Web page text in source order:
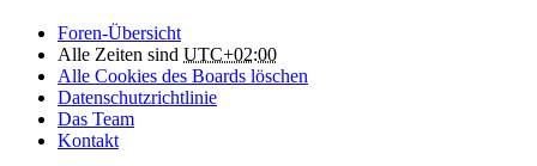
Foren-Übersicht
Alle Zeiten sind UTC+02:00
Alle Cookies des Boards löschen
Datenschutzrichtlinie
Das Team
Kontakt